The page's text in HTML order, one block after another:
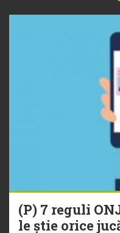
(P) 7 reguli
le știe orice